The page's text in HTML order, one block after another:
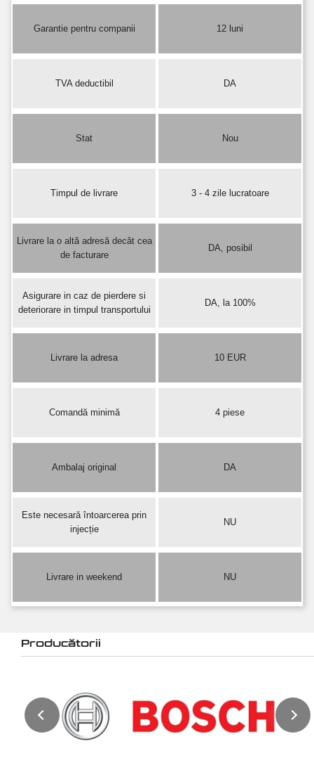
Garantie pentru companii 12 luni
TVA deductibil DA
Stat Nou
Timpul de livrare 3 - 4 zile lucratoare
Livrare la o altă adresă decât cea
de facturare
DA, posibil
Asigurare in caz de pierdere si
deteriorare in timpul transportului
DA, la 100%
Livrare la adresa 10 EUR
Comandă minimă 4 piese
Ambalaj original DA
Este necesară întoarcerea prin
injecție
NU
Livrare in weekend NU
Producătorii